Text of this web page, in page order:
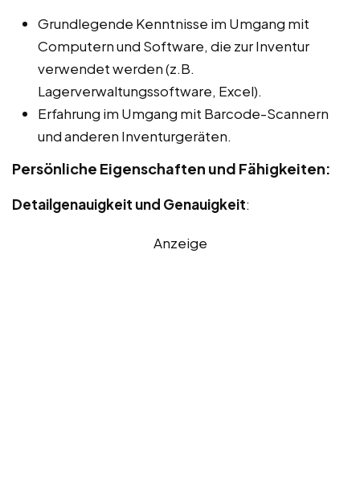
Grundlegende Kenntnisse im Umgang mit
Computern und Software, die zur Inventur
verwendet werden (z.B.
Lagerverwaltungssoftware, Excel).
Erfahrung im Umgang mit Barcode-Scannern
und anderen Inventurgeräten.
Persönliche Eigenschaften und Fähigkeiten:
Detailgenauigkeit und Genauigkeit:
Anzeige